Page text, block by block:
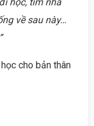
về sau này…
”
cho bản thân